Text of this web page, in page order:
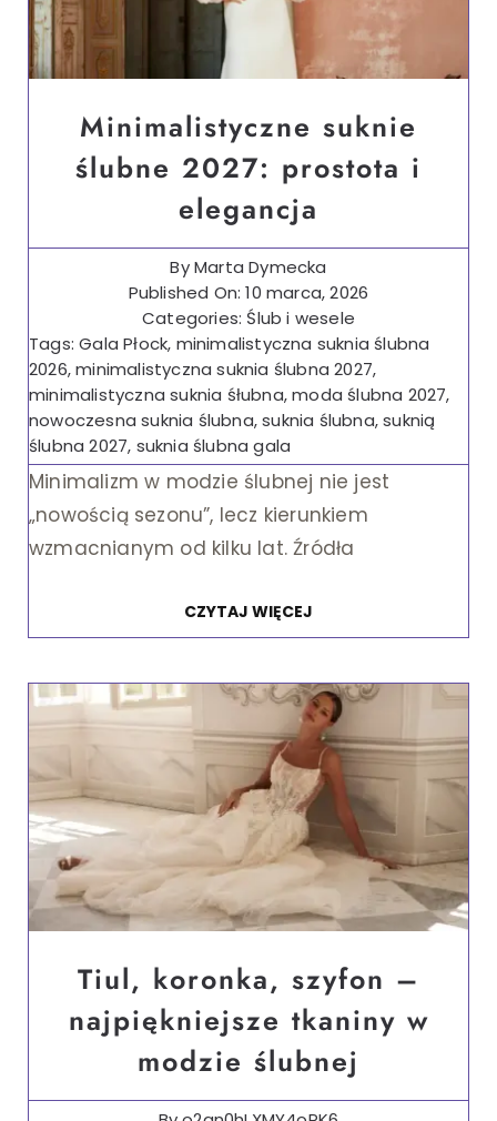
Minimalistyczne suknie
ślubne 2027: prostota i
elegancja
ByMarta Dymecka
Published On: 10 marca, 2026
Categories: Ślub i wesele
Tags:Gala Płock, minimalistyczna suknia ślubna
2026,minimalistyczna suknia ślubna 2027,
minimalistyczna suknia śłubna,moda ślubna 2027,
nowoczesna suknia ślubna,suknia ślubna,suknią
ślubna 2027, suknia ślubna gala
Minimalizm w modzie ślubnej nie jest
„nowością sezonu”, lecz kierunkiem
wzmacnianym od kilku lat. Źródła
CZYTAJ WIĘCEJ
Tiul, koronka, szyfon –
najpiękniejsze tkaniny w
modzie ślubnej